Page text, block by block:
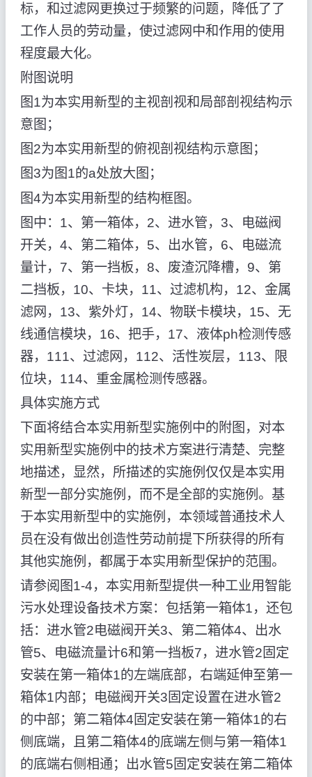
标，和过滤网更换过于频繁的问题，降低了了
工作人员的劳动量，使过滤网中和作用的使用
程度最大化。
附图说明
图1为本实用新型的主视剖视和局部剖视结构示
意图；
图2为本实用新型的俯视剖视结构示意图；
图3为图1的a处放大图；
图4为本实用新型的结构框图。
图中：1、第一箱体，2、进水管，3、电磁阀
开关，4、第二箱体，5、出水管，6、电磁流
量计，7、第一挡板，8、废渣沉降槽，9、第
二挡板，10、卡块，11、过滤机构，12、金属
滤网，13、紫外灯，14、物联卡模块，15、无
线通信模块，16、把手，17、液体ph检测传感
器，111、过滤网，112、活性炭层，113、限
位块，114、重金属检测传感器。
具体实施方式
下面将结合本实用新型实施例中的附图，对本
实用新型实施例中的技术方案进行清楚、完整
地描述，显然，所描述的实施例仅仅是本实用
新型一部分实施例，而不是全部的实施例。基
于本实用新型中的实施例，本领域普通技术人
员在没有做出创造性劳动前提下所获得的所有
其他实施例，都属于本实用新型保护的范围。
请参阅图1-4，本实用新型提供一种工业用智能
污水处理设备技术方案：包括第一箱体1，还包
括：进水管2电磁阀开关3、第二箱体4、出水
管5、电磁流量计6和第一挡板7，进水管2固定
安装在第一箱体1的左端底部，右端延伸至第一
箱体1内部；电磁阀开关3固定设置在进水管2
的中部；第二箱体4固定安装在第一箱体1的右
侧底端，且第二箱体4的底端左侧与第一箱体1
的底端右侧相通；出水管5固定安装在第二箱体